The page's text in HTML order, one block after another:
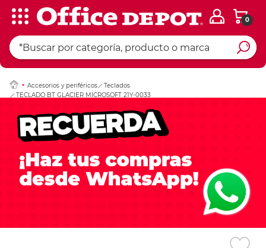
0
Accesorios y periféricos
Teclados
TECLADO BT GLACIER MICROSOFT 21Y-0033
Ingresar Codigo